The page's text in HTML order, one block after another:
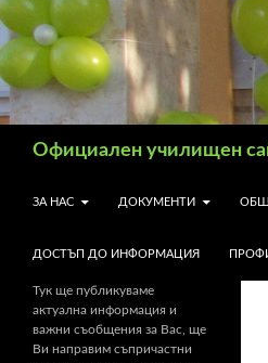
Официален училищен
ЗА НАС
ДОКУМЕНТИ
ДОСТЪП ДО ИНФОРМАЦИЯ
Тук ще публикуваме
актуална информация и
важни съобщения за Вас, ще
Ви направим съпричастни